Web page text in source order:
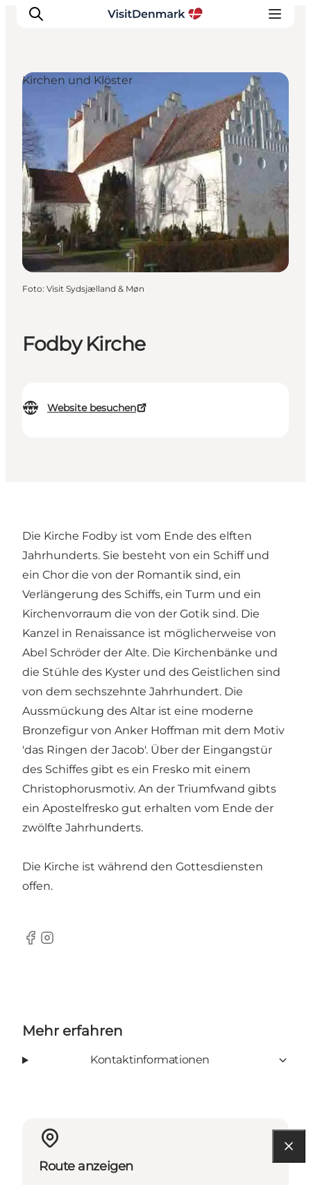
Inspiration
Regionen
Erlebnisse
Unterkünfte
Reiseplanung
Fodby Kirche
Website besuchen
Kirchen und Klöster
Foto: Visit Sydsjælland & Møn
Die Kirche Fodby ist vom Ende des elften
Jahrhunderts. Sie besteht von ein Schiff und
ein Chor die von der Romantik sind, ein
Verlängerung des Schiffs, ein Turm und ein
Kirchenvorraum die von der Gotik sind. Die
Kanzel in Renaissance ist möglicherweise von
Abel Schröder der Alte. Die Kirchenbänke und
die Stühle des Kyster und des Geistlichen sind
von dem sechszehnte Jahrhundert. Die
Aussmückung des Altar ist eine moderne
Bronzefigur von Anker Hoffman mit dem Motiv
'das Ringen der Jacob'. Über der Eingangstür
des Schiffes gibt es ein Fresko mit einem
Christophorusmotiv. An der Triumfwand gibts
ein Apostelfresko gut erhalten vom Ende der
zwölfte Jahrhunderts.
Die Kirche ist während den Gottesdiensten
offen.
Facebook
Instagram
Mehr erfahren
Kontaktinformationen
Route anzeigen